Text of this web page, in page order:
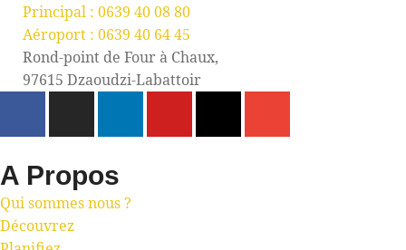
Principal : 0639 40 08 80
Aéroport : 0639 40 64 45
Rond-point de Four à Chaux,
97615 Dzaoudzi-Labattoir
A Propos
Qui sommes nous ?
Découvrez